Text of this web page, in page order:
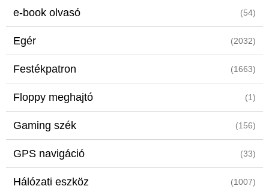
e-book olvasó (54)
Egér (2032)
Festékpatron (1663)
Floppy meghajtó (1)
Gaming szék (156)
GPS navigáció (33)
Hálózati eszköz (1007)